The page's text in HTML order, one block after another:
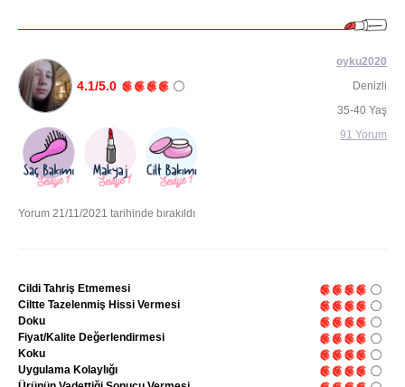
4.1/5.0
Yorum 21/11/2021 tarihinde bırakıldı
oyku2020
Denizli
35-40 Yaş
91 Yorum
Cildi Tahriş Etmemesi
Ciltte Tazelenmiş Hissi Vermesi
Doku
Fiyat/Kalite Değerlendirmesi
Koku
Uygulama Kolaylığı